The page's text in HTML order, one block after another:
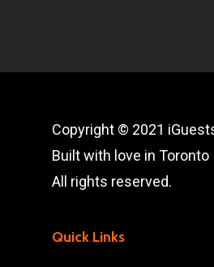
Copyright © 2021
Built with love in Toronto
All rights reserved.
Quick Links